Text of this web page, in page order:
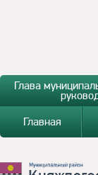
Глава
Главная